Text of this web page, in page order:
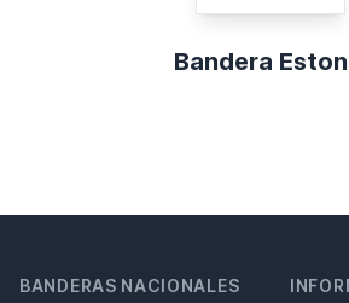
Bandera
BANDERAS NACIONALES